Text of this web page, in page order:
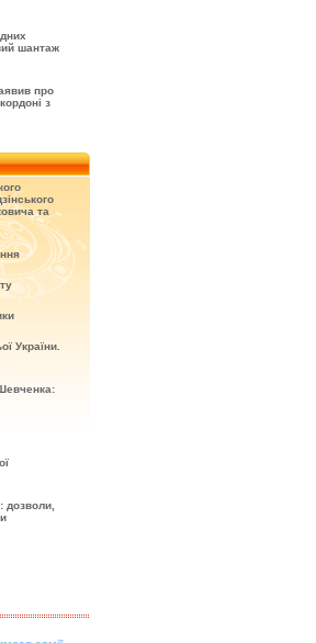
шантаж
про
з
та
України.
дозволи,